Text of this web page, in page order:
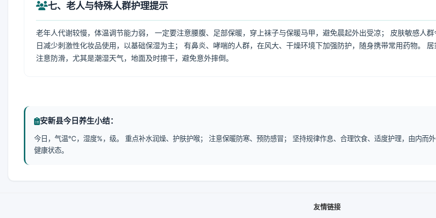
七、老人与特殊人群护理提示
老年人代谢较慢，体温调节能力弱， 一定要注意腰腹、足部保暖，穿上袜子与保暖马甲，避免晨起外出受凉； 皮肤敏感人群
日减少刺激性化妆品使用，以基础保湿为主； 有鼻炎、哮喘的人群，在风大、干燥环境下加强防护，随身携带常用药物。 居
注意防滑，尤其是潮湿天气，地面及时擦干，避免意外摔倒。
安新县今日养生小结：
今日，气温℃，湿度%，级。 重点补水润燥、护肤护喉； 注意保暖防寒、预防感冒； 坚持规律作息、合理饮食、适度护理，由内而
健康状态。
友情链接